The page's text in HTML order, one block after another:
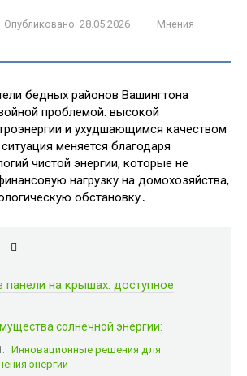
Опубликовано: 28.05.2026
Мнения
бедных районов Вашингтона
проблемой: высокой
и ухудшающимся качеством
меняется благодаря
чистой энергии, которые не
нагрузку на домохозяйства,
обстановку․
панели на крышах: доступное
солнечной энергии:
Инновационные решения для
энергии